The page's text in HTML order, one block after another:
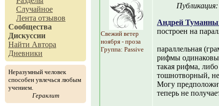
Случайное
Лента отзывов
Сообщества
Дискуссии
Найти Автора
Дневники
Неразумный человек
способен увлечься любым
учением.
Гераклит
Свежий ветер
ноября - проза
Группа: Passive
Андрей
построен на
параллельная
рифмы
такая рифма,
тошнотворный,
Могу
теперь не